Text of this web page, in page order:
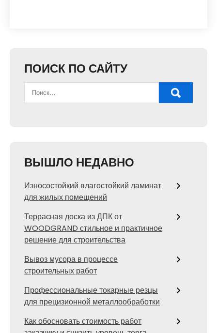
ПОИСК ПО САЙТУ
ВЫШЛО НЕДАВНО
Износостойкий влагостойкий ламинат
для жилых помещений
Террасная доска из ДПК от
WOODGRAND стильное и практичное
решение для строительства
Вывоз мусора в процессе
строительных работ
Профессиональные токарные резцы
для прецизионной металлообработки
Как обосновать стоимость работ